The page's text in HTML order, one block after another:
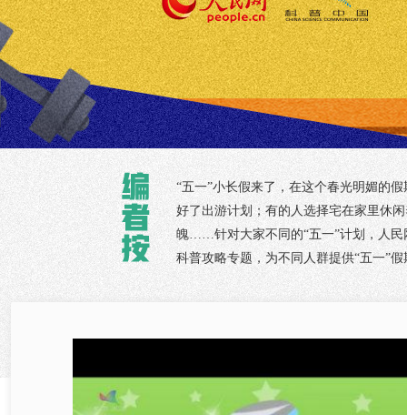
“五一”小长假来了，在这个春光明媚的
好了出游计划；有的人选择宅在家里休
魄……针对大家不同的“五一”计划，人民
科普攻略专题，为不同人群提供“五一”